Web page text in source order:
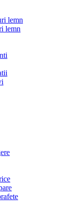
lemn
lemn